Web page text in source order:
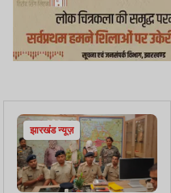
झारखंड न्यूज़